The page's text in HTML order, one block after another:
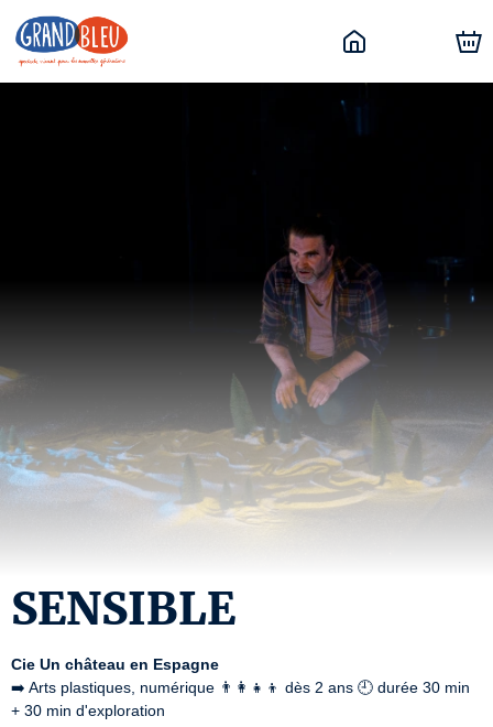
SENSIBLE
Cie Un château en Espagne
➡️ Arts plastiques, numérique 👨‍👩‍👧‍👦 dès 2 ans 🕘 durée 30 min
+ 30 min d'exploration